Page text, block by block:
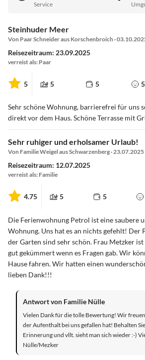
Service
Steinhuder Meer
Von Paar Schneider aus Korschenbroich ·
Reisezeitraum: 23.09.2025
verreist als: Paar
5 5 5 5
Sehr schöne Wohnung, barrierefrei für uns
direkt vor dem Haus. Schöne Terrasse mit
Sehr ruhiger und erholsamer Urlaub!
Von Familie Weigel aus Schwarzenberg · 23.07.2025
Reisezeitraum: 12.07.2025
verreist als: Familie
4.75 5 5
Die Ferienwohnung Petrol ist eine saubere
Wohnung. Uns hat es an nichts gefehlt! Der
der Garten sind sehr schön. Frau Metzker
gut gekümmert wenn es Fragen gab. Wir
Hause fahren. Wir hatten einen
lieben Dank!!!
Antwort von Familie Nülle
Vielen Dank für die tolle Bewertung! Wir
der Aufenthalt bei uns gefallen hat! Behalten
Erinnerung und vllt. sieht man sich wieder :-)
Nülle/Mezker